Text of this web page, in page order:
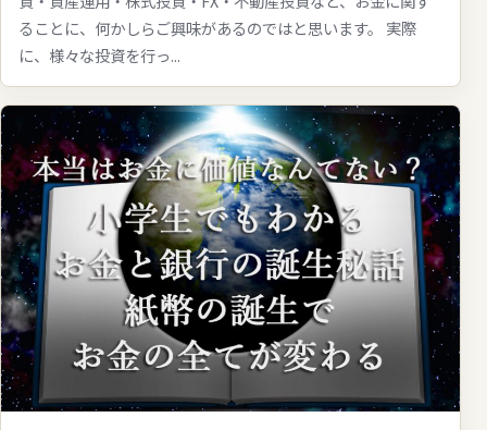
ることに、何かしらご興味があるのではと思います。 実際
に、様々な投資を行っ...